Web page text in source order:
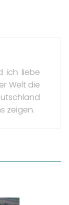
ich liebe
Welt die
zeigen.